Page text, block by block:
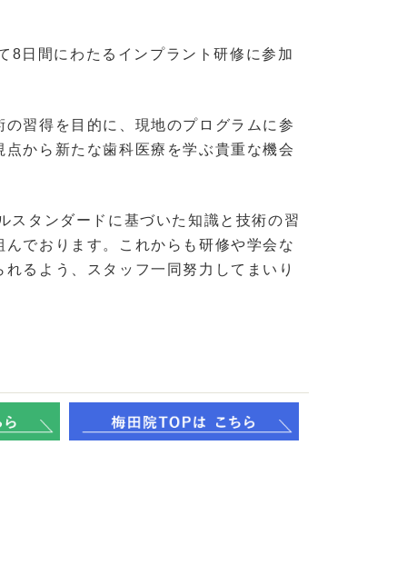
8日間にわたるインプラント研修に参加
習得を目的に、現地のプログラムに参
から新たな歯科医療を学ぶ貴重な機会
スタンダードに基づいた知識と技術の習
でおります。これからも研修や学会な
るよう、スタッフ一同努力してまいり